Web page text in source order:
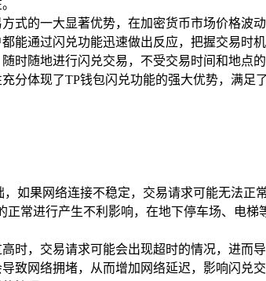
式的一大显著优势，在加密货币市场价格波
能通过闪兑功能迅速做出反应，把握交易时机
时随地进行闪兑交易，不受交易时间和地点
体现了TP钱包闪兑功能的强大优势，满足
如果网络连接不稳定，交易请求可能无法
常进行产生不利影响，在地下停车场、电
时，交易请求可能会出现超时的情况，进而
致网络拥堵，从而增加网络延迟，影响闪兑